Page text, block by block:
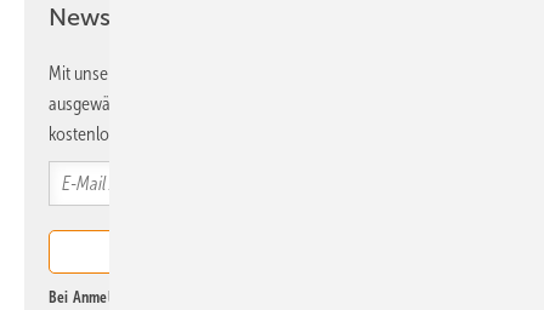
Newsletter!
Mit unserem Newsletter erhalten Sie regelmäßig von uns
ausgewählte Informationen und Neuigkeiten, gebündelt und
kostenlos direkt ins Postfach.
Bei Anmeldung zu diesem Newsletter bin ich damit einverstanden, über